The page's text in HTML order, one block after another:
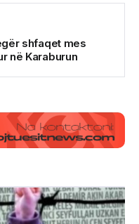
shfaqet mes
në Karaburun